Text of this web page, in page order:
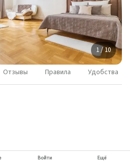
1 / 10
Отзывы Правила Удобства
Войти Ещё